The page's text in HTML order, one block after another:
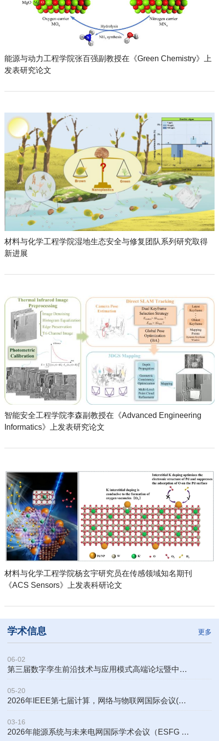
能源与动力工程学院张百强副教授在《Green Chemistry》上
发表研究论文
材料与化学工程学院湿地生态安全与修复团队系列研究取得
新进展
智能安全工程学院李森副教授在《Advanced Engineering
Informatics》上发表研究论文
材料与化学工程学院杨玄宇研究员在传感领域知名期刊
《ACS Sensors》上发表科研论文
学术信息 更多
06-02
第三届数字孪生前沿技术与应用模式高端论坛暨中国图学学会数字孪生专...
05-20
2026年IEEE第七届计算，网络与物联网国际会议(CNIOT 2026)
03-16
2026年能源系统与未来电网国际学术会议（ESFG 2026）